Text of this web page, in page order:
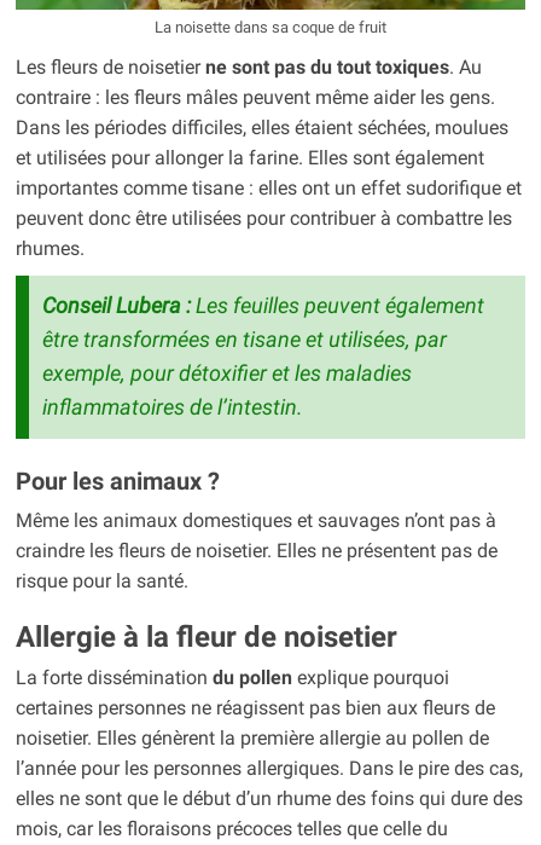
La noisette dans sa coque de fruit
Les fleurs de noisetierne sont pas du tout toxiques. Au
contraire : les fleurs mâles peuvent même aider les gens.
Dans les périodes difficiles, elles étaient séchées, moulues
et utilisées pour allonger la farine. Elles sont également
importantes comme tisane : elles ont un effet sudorifique et
peuvent donc être utilisées pour contribuer à combattre les
rhumes.
Conseil Lubera :Les feuilles peuvent également
être transformées en tisane et utilisées, par
exemple, pour détoxifier et les maladies
inflammatoires de l’intestin.
Pour les animaux ?
Même les animaux domestiques et sauvages n’ont pas à
craindre les fleurs de noisetier. Elles ne présentent pas de
risque pour la santé.
Allergie à la fleur de noisetier
La forte dissémination du pollenexplique pourquoi
certaines personnes ne réagissent pas bien aux fleurs de
noisetier. Elles génèrent la première allergie au pollen de
l’année pour les personnes allergiques. Dans le pire des cas,
elles ne sont que le début d’un rhume des foins qui dure des
mois, car les floraisons précoces telles que celle du